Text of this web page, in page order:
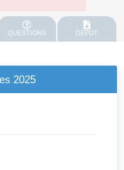
QUESTIONS DEPOT
2025